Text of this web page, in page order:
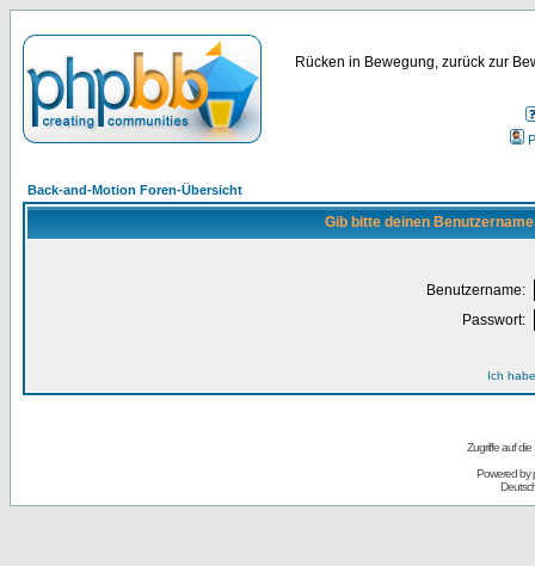
Rücken in Bewegung, zurück zur
Back-and-Motion Foren-Übersicht
Gib bitte deinen
Benutzername:
Passwort:
Ich
Zugriffe auf
Powered by